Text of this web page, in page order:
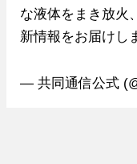
な液体をまき放火
新情報をお届けし
— 共同通信公式